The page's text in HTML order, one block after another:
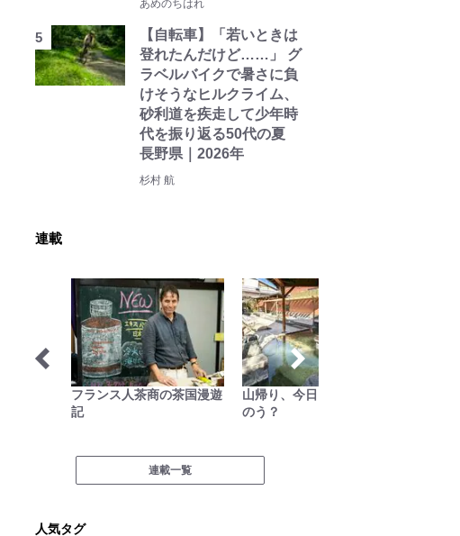
あめのちはれ
【自転車】「若いときは
登れたんだけど……」 グ
ラベルバイクで暑さに負
けそうなヒルクライム、
砂利道を疾走して少年時
代を振り返る50代の夏
長野県｜2026年
杉村 航
連載
フランス人茶商の茶国漫遊
記
山帰り、今日はどこでとと
のう？
連載一覧
人気タグ